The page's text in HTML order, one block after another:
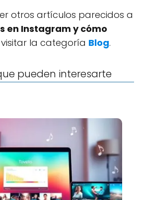
otros artículos parecidos a
en Instagram y cómo
la categoría Blog.
pueden interesarte